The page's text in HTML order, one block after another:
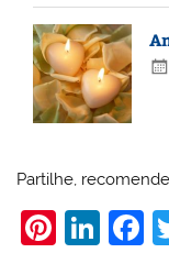
Partilhe,
Pi Li F